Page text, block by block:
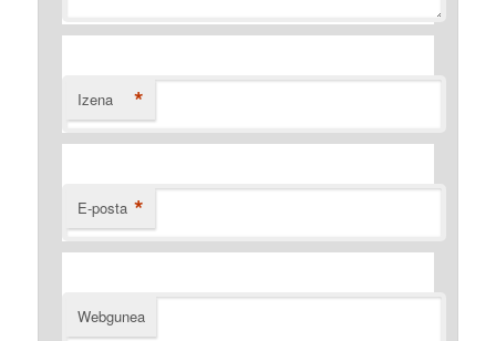
Izena *
E-posta *
Webgunea